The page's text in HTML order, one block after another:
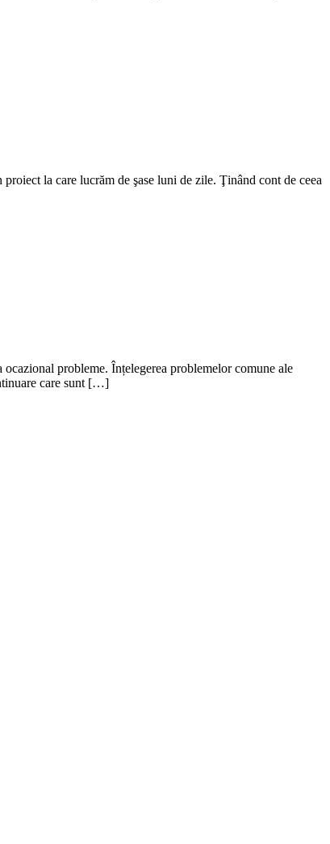
la care lucrăm de şase luni de zile. Ţinând cont de ceea
probleme. Înțelegerea problemelor comune ale
care sunt […]